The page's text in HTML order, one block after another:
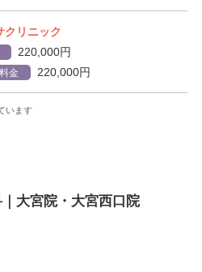
クリニック
220,000円
金 220,000円
います
大宮院・大宮西口院